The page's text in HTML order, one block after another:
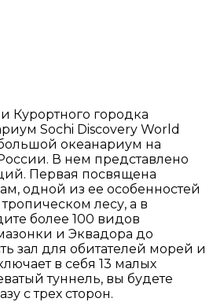
Курортного городка
Sochi Discovery World
океанариум на
В нем представлено
Первая посвящена
одной из ее особенностей
лесу, а в
более 100 видов
и Эквадора до
зал для обитателей морей и
в себя 13 малых
туннель, вы будете
с трех сторон.